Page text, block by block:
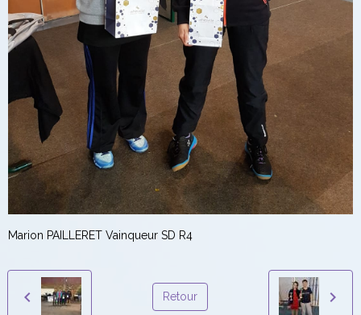
Marion PAILLERET Vainqueur SD R4
Retour